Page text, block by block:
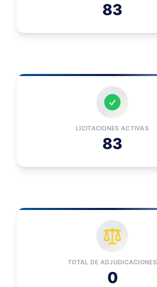
83
LICITACIONES ACTIVAS
83
TOTAL DE ADJUDICACIONES
0